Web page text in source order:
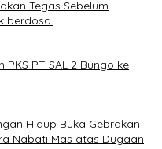
Tegas Sebelum
berdosa.
PT SAL 2 Bungo ke
Hidup Buka Gebrakan
Nabati Mas atas Dugaan